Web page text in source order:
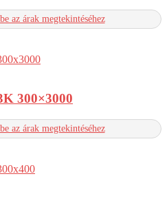
az árak megtekintéséhez
300×3000
az árak megtekintéséhez